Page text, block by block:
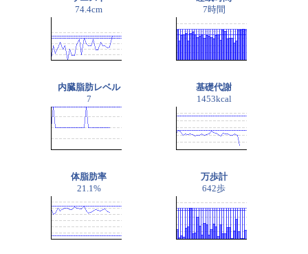
74.4cm
7時間
内臓脂肪レベル
7
基礎代謝
1453kcal
体脂肪率
21.1%
万歩計
642歩